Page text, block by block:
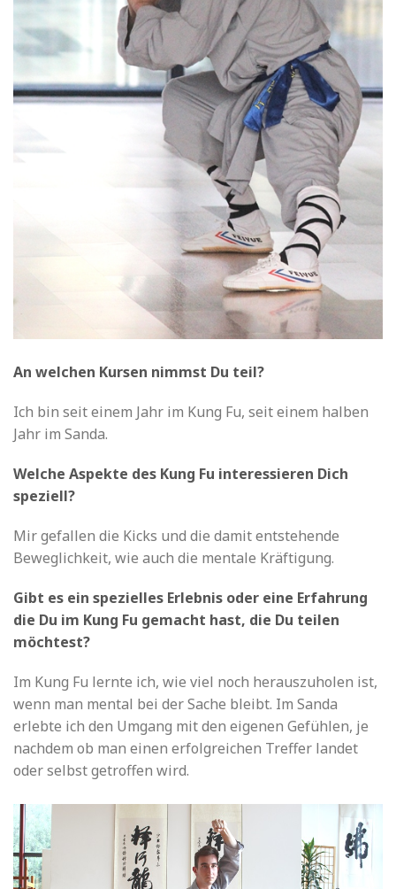
An welchen Kursen nimmst Du teil?
Ich bin seit einem Jahr im Kung Fu, seit einem halben
Jahr im Sanda.
Welche Aspekte des Kung Fu interessieren Dich
speziell?
Mir gefallen die Kicks und die damit entstehende
Beweglichkeit, wie auch die mentale Kräftigung.
Gibt es ein spezielles Erlebnis oder eine Erfahrung
die Du im Kung Fu gemacht hast, die Du teilen
möchtest?
Im Kung Fu lernte ich, wie viel noch herauszuholen ist,
wenn man mental bei der Sache bleibt. Im Sanda
erlebte ich den Umgang mit den eigenen Gefühlen, je
nachdem ob man einen erfolgreichen Treffer landet
oder selbst getroffen wird.